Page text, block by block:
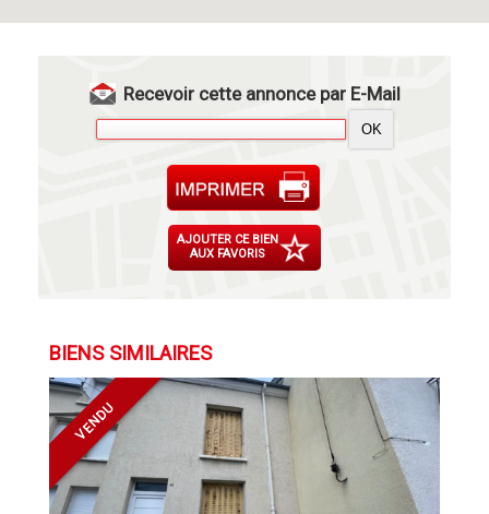
Recevoir cette annonce par E-Mail
AJOUTER CE BIEN
AUX FAVORIS
BIENS SIMILAIRES
VENDU